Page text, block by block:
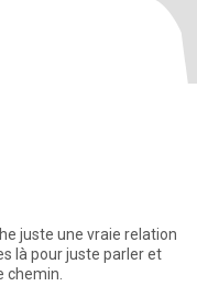
juste une vraie relation
là pour juste parler et